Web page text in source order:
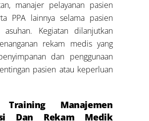
manajer pelayanan pasien
PPA lainnya selama pasien
asuhan. Kegiatan dilanjutkan
rekam medis yang
dan penggunaan
pasien atau keperluan
Training Manajemen
Dan Rekam Medik